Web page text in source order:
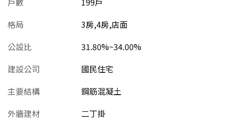
格局
3房,4房,店面
公設比
31.80%~34.00%
建設公司
國民住宅
主要結構
鋼筋混凝土
外牆建材
二丁掛